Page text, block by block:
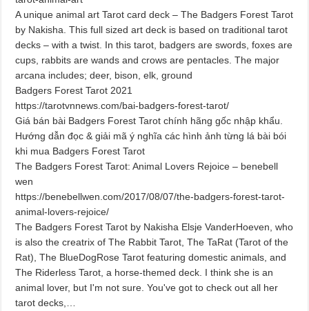
A unique animal art Tarot card deck – The Badgers Forest Tarot
by Nakisha. This full sized art deck is based on traditional tarot
decks – with a twist. In this tarot, badgers are swords, foxes are
cups, rabbits are wands and crows are pentacles. The major
arcana includes; deer, bison, elk, ground
Badgers Forest Tarot 2021
https://tarotvnnews.com/bai-badgers-forest-tarot/
Giá bán bài Badgers Forest Tarot chính hãng gốc nhập khẩu.
Hướng dẫn đọc & giải mã ý nghĩa các hình ảnh từng lá bài bói
khi mua Badgers Forest Tarot
The Badgers Forest Tarot: Animal Lovers Rejoice – benebell
wen
https://benebellwen.com/2017/08/07/the-badgers-forest-tarot-
animal-lovers-rejoice/
The Badgers Forest Tarot by Nakisha Elsje VanderHoeven, who
is also the creatrix of The Rabbit Tarot, The TaRat (Tarot of the
Rat), The BlueDogRose Tarot featuring domestic animals, and
The Riderless Tarot, a horse-themed deck. I think she is an
animal lover, but I'm not sure. You've got to check out all her
tarot decks,…